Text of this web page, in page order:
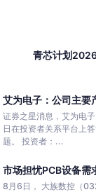
青芯计划
艾为电子：公司主要
证券之星消息，艾为电
日在投资者关系平台上
题。 投资者：...
市场担忧PCB设备需
8月6日， 大族数控（